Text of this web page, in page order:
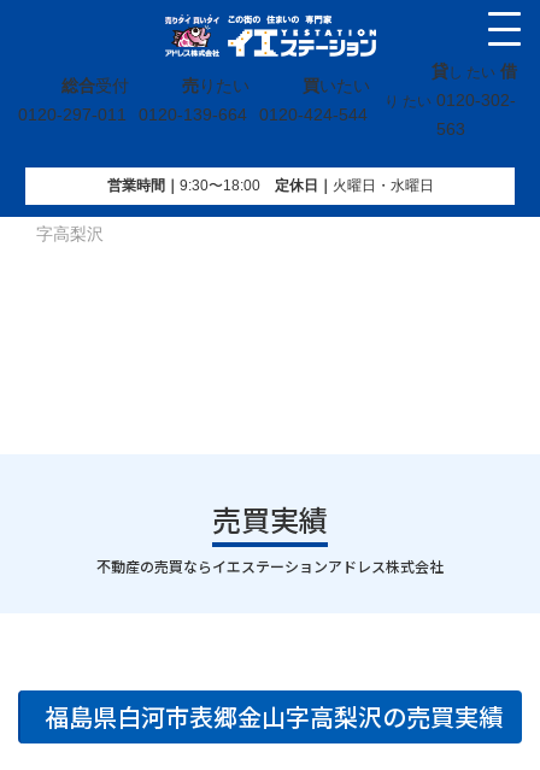
総合受付
0120-297-011
売りたい
0120-139-664
買いたい
0120-424-544
貸し たい 借
り たい 0120-302-
563
営業時間｜ 9:30〜18:00定休⽇｜ 火曜⽇・水曜⽇
イエステーション»売買実績»戸建»福島県白河市表郷金山
字高梨沢
売買実績
｜
不動産の売買ならイエステーションアドレス株式会社
福島県白河市表郷金山字高梨沢の売買実績